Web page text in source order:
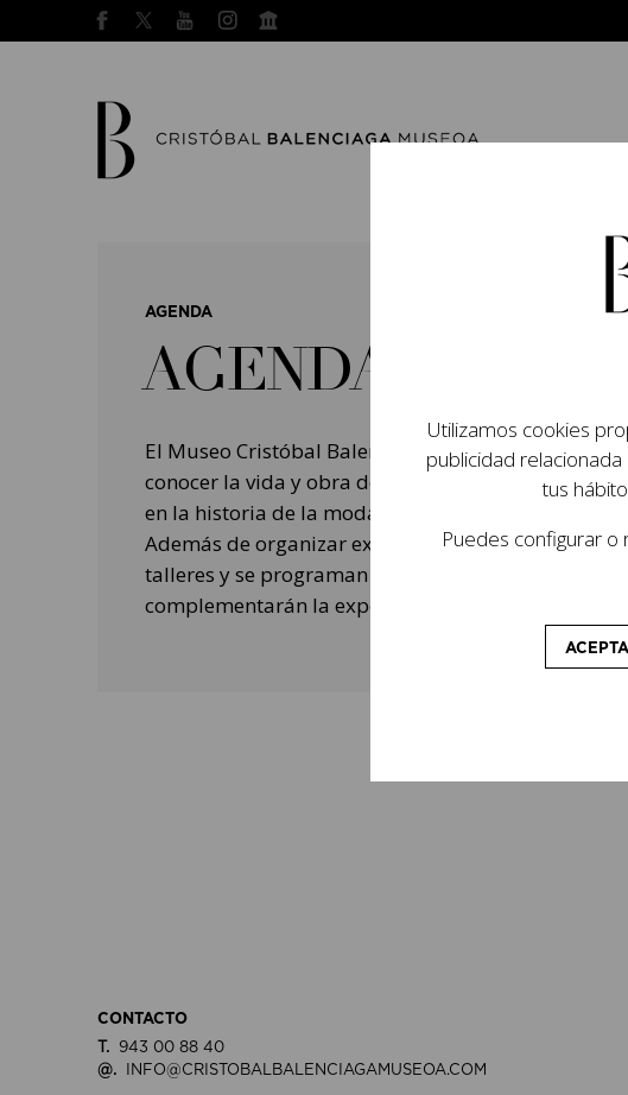
AGENDA
AGENDA
El Museo Cristóbal Balenciaga tiene como objetivo
conocer la vida y obra del prestigioso modista, su
en la historia de la moda, y la contemporaneidad
Además de organizar exposiciones, se realizan
talleres y se programan actividades de ocio que
complementarán la experiencia de las personas
CONTACTO
T.
943 00 88 40
@.
INFO@CRISTOBALBALENCIAGAMUSEOA.COM
Utilizamos cookies
publicidad
tus
Puedes configurar o